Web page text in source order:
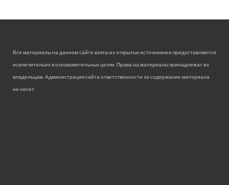
Все материалы на данном сайте взяты из открытых источников и предоставляются
исключительно в ознакомительных целях. Права на материалы принадлежат их
владельцам. Администрация сайта ответственности за содержание материала
не несет.